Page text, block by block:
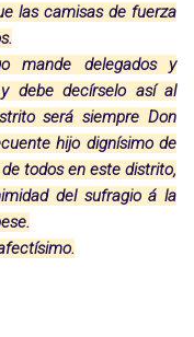
las camisas de fuerza
mande delegados y
debe decírselo así al
será siempre Don
hijo dignísimo de
todos en este distrito,
del sufragio á la